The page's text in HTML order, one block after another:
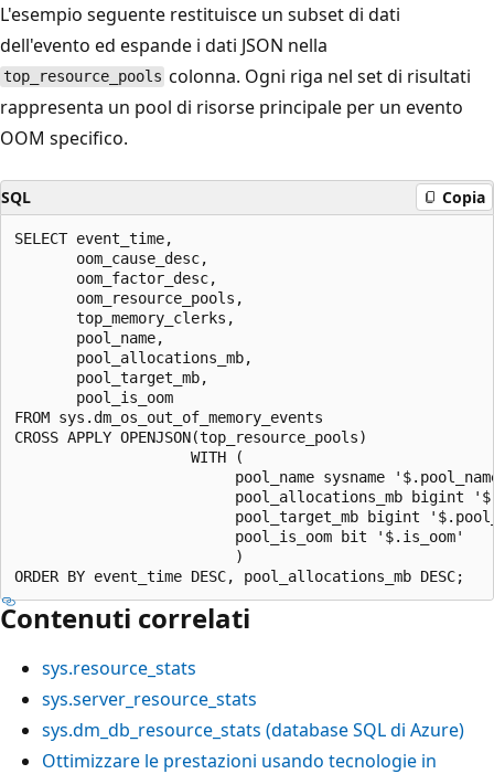
L'esempio seguente restituisce un subset di dati
dell'evento ed espande i dati JSON nella
top_resource_pools colonna. Ogni riga nel set di risultati
rappresenta un pool di risorse principale per un evento
OOM specifico.
SQL Copia
SELECT event_time,
       oom_cause_desc,
       oom_factor_desc,
       oom_resource_pools,
       top_memory_clerks,
       pool_name,
       pool_allocations_mb,
       pool_target_mb,
       pool_is_oom
FROM sys.dm_os_out_of_memory_events
CROSS APPLY OPENJSON(top_resource_pools)
                    WITH (
pool_name sysname
pool_allocations_mb bigint
pool_target_mb bigint
                         pool_is_oom bit '$.is_oom'
                         )
Contenuti correlati
sys.resource_stats
sys.server_resource_stats
sys.dm_db_resource_stats (database SQL di Azure)
Ottimizzare le prestazioni usando tecnologie in